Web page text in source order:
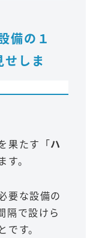
備の１
せしま
果たす「ハ
。
要な設備の
隔で設けら
す。